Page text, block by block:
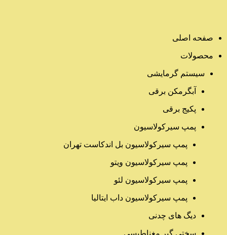
صفحه اصلی
محصولات
سیستم گرمایشی
آبگرمکن برقی
پکیج برقی
پمپ سیرکولاسیون
پمپ سیرکولاسیون بل اندکاست تهران
پمپ سیرکولاسیون ویتو
پمپ سیرکولاسیون لئو
پمپ سیرکولاسیون داب ایتالیا
دیگ های چدنی
سختی گیر مغناطیسی